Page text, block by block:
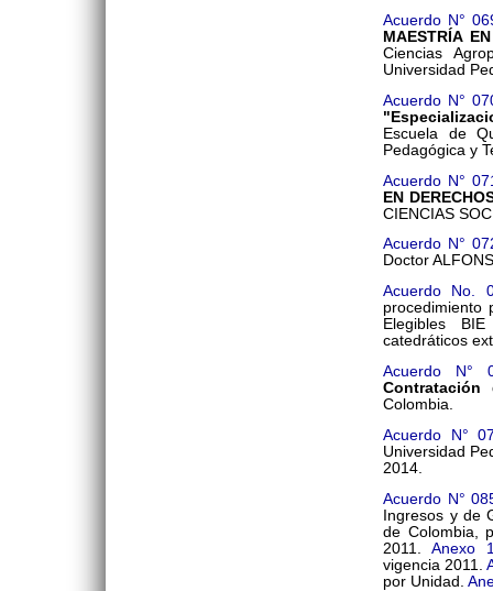
Acuerdo N°
MAESTRÍA
Ciencias
Universidad
Acuerdo N°
Escuela de
Pedagógica y
Acuerdo N°
EN
CIENCIAS
Acuerdo N°
Doctor
Acuerdo No.
procedimiento
Elegibles
catedráticos
Acuerdo N°
Contratación
Colombia.
Acuerdo N°
Universidad
2014.
Acuerdo N°
Ingresos y de
de Colombia,
2011.Anexo
vigencia 2011.
por Unidad.